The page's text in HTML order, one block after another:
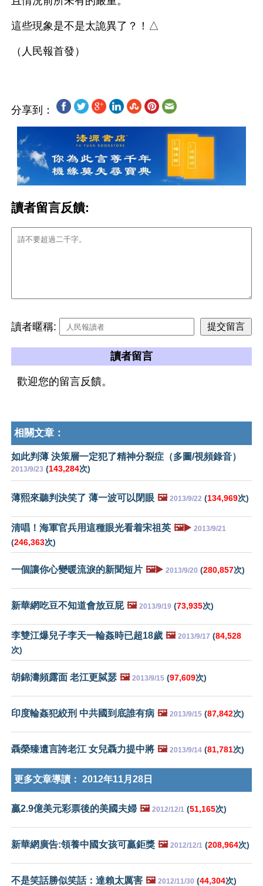
這些現象是不是太詭異了？！△
分享到：
讀者留言反饋:
讀者暱稱:
讀者留言
歡迎您的留言反饋。
相關文章：
如此判薄 決策層一定犯了精神分裂症（多圖/視頻錄音）
2013/9/23 (143,284次)
薄熙來聽判決笑了 薄一波可以閉眼 🖼️ 2013/9/22 (134,969次)
清唱！海軍官兵用這種眼光看着宋祖英 🖼️▶️ 2013/9/21
(246,363次)
一個讓你心變暖流淚的新聞短片 🖼️▶️ 2013/9/20 (280,857次)
新華網吃豆不知道會放豆屁 🖼️ 2013/9/19 (73,935次)
李雙江爆兒子李天一輪姦時已超18歲 🖼️ 2013/9/17 (84,528
次)
胡錦濤頻露面 老江更脦瑟 🖼️ 2013/9/15 (97,609次)
印度輪姦犯絞刑 中共國到底誰有病 🖼️ 2013/9/15 (87,842次)
聶榮臻遺言誇老江 女兒聶力提中將 🖼️ 2013/9/14 (81,781次)
更多文章導讀： 2012年11月28日
贏2.9億美元彩票後的美國夫婦 🖼️ 2012/12/1 (51,165次)
新華網廣告:領養中國女孩可贏鉅獎 🖼️ 2012/12/1 (208,964次)
不是笑話勝似笑話：達賴太厲害 🖼️ 2012/11/30 (44,304次)